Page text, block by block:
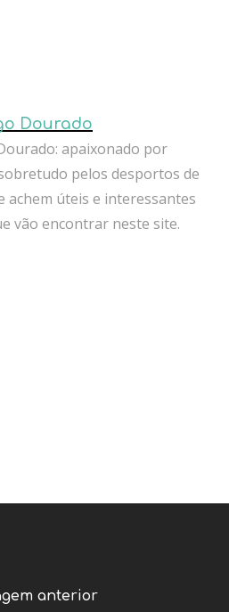
Dourado
apaixonado por
pelos desportos de
achem úteis e interessantes
vão encontrar neste site.
anterior